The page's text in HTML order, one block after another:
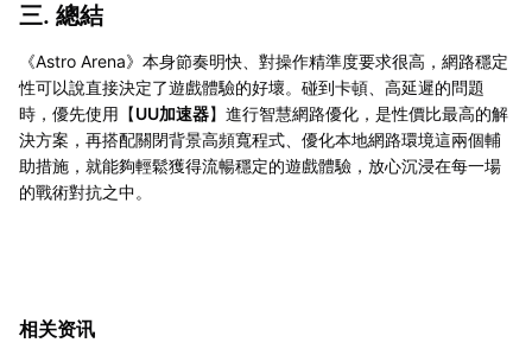
三. 總結
《Astro Arena》本身節奏明快、對操作精準度要求很高，網路穩定
性可以說直接決定了遊戲體驗的好壞。碰到卡頓、高延遲的問題
時，優先使用【UU加速器】進行智慧網路優化，是性價比最高的解
決方案，再搭配關閉背景高頻寬程式、優化本地網路環境這兩個輔
助措施，就能夠輕鬆獲得流暢穩定的遊戲體驗，放心沉浸在每一場
的戰術對抗之中。
相关资讯